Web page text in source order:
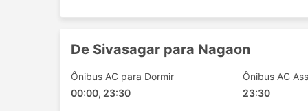
comparação com os trens ou aviões.
a viagens durante fins de semana, alta
Viajar em determinadas rotas ou
Lembre-se de que nem sempre é
De Sivasagar para Nagaon
Ônibus AC para Dormir
00:00, 23:30
Ônibus AC
23:30